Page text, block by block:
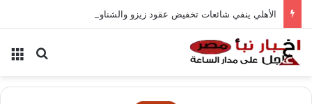
الأهلي ينفي شائعات تخفيض عقود زيزو والشناوي
بحث